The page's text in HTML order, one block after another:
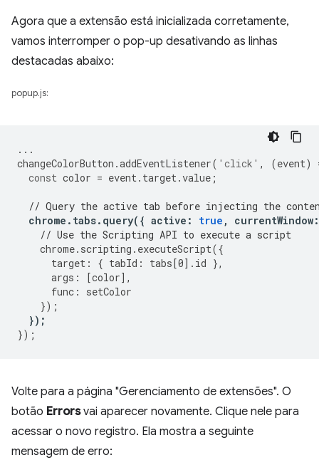
Agora que a extensão está inicializada corretamente,
vamos interromper o pop-up desativando as linhas
destacadas abaixo:
popup.js:
...
changeColorButton .addEventListener( 'click' , (event)
const color = event. target.value ;
// Query the active tab before injecting the
chrome . tabs. query({ active : true , currentWindow:
// Use the Scripting API to execute a script
chrome. scripting . executeScript({
target : { tabId : tabs[0]. id },
args : [color],
func :
setColor
});
});
});
Volte para a página "Gerenciamento de extensões". O
botão Errorsvai aparecer novamente. Clique nele para
acessar o novo registro. Ela mostra a seguinte
mensagem de erro: